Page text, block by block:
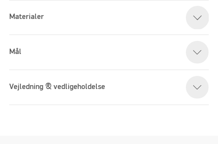
Materialer
Mål
Vejledning & vedligeholdelse